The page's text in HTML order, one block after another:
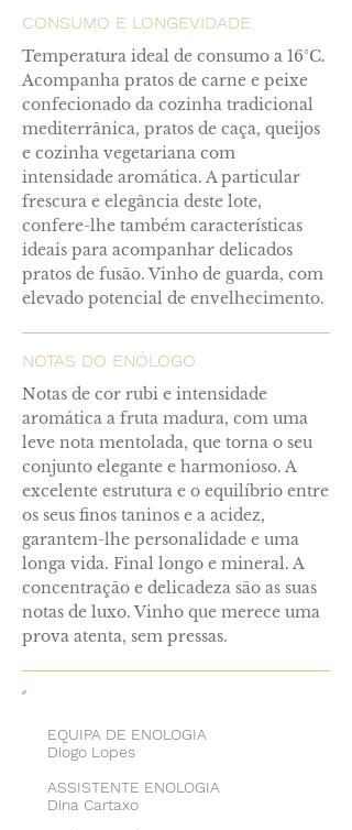
CONSUMO E LONGEVIDADE
Temperatura ideal de consumo a 16°C.
Acompanha pratos de carne e peixe
confecionado da cozinha tradicional
mediterrânica, pratos de caça, queijos
e cozinha vegetariana com
intensidade aromática. A particular
frescura e elegância deste lote,
confere-lhe também características
ideais para acompanhar delicados
pratos de fusão. Vinho de guarda, com
elevado potencial de envelhecimento.
NOTAS DO ENÓLOGO
Notas de cor rubi e intensidade
aromática a fruta madura, com uma
leve nota mentolada, que torna o seu
conjunto elegante e harmonioso. A
excelente estrutura e o equilíbrio entre
os seus finos taninos e a acidez,
garantem-lhe personalidade e uma
longa vida. Final longo e mineral. A
concentração e delicadeza são as suas
notas de luxo. Vinho que merece uma
prova atenta, sem pressas.
EQUIPA DE ENOLOGIA
Diogo Lopes
ASSISTENTE ENOLOGIA
Dina Cartaxo